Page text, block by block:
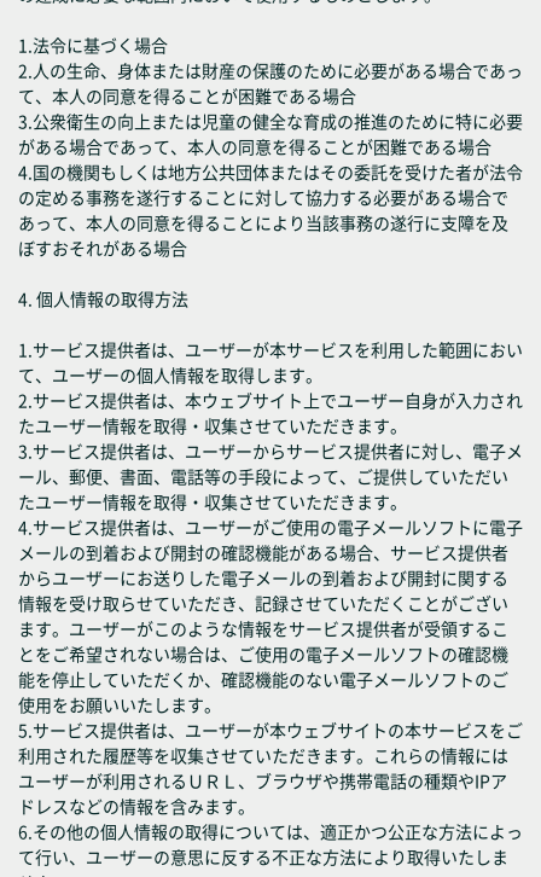
1.法令に基づく場合
2.人の生命、身体または財産の保護のために必要がある場合であっ
て、本人の同意を得ることが困難である場合
3.公衆衛生の向上または児童の健全な育成の推進のために特に必要
がある場合であって、本人の同意を得ることが困難である場合
4.国の機関もしくは地方公共団体またはその委託を受けた者が法令
の定める事務を遂行することに対して協力する必要がある場合で
あって、本人の同意を得ることにより当該事務の遂行に支障を及
ぼすおそれがある場合
4. 個人情報の取得方法
1.サービス提供者は、ユーザーが本サービスを利用した範囲におい
て、ユーザーの個人情報を取得します。
2.サービス提供者は、本ウェブサイト上でユーザー自身が入力され
たユーザー情報を取得・収集させていただきます。
3.サービス提供者は、ユーザーからサービス提供者に対し、電子メ
ール、郵便、書面、電話等の手段によって、ご提供していただい
たユーザー情報を取得・収集させていただきます。
4.サービス提供者は、ユーザーがご使用の電子メールソフトに電子
メールの到着および開封の確認機能がある場合、サービス提供者
からユーザーにお送りした電子メールの到着および開封に関する
情報を受け取らせていただき、記録させていただくことがござい
ます。ユーザーがこのような情報をサービス提供者が受領するこ
とをご希望されない場合は、ご使用の電子メールソフトの確認機
能を停止していただくか、確認機能のない電子メールソフトのご
使用をお願いいたします。
5.サービス提供者は、ユーザーが本ウェブサイトの本サービスをご
利用された履歴等を収集させていただきます。これらの情報には
ユーザーが利用されるＵＲＬ、ブラウザや携帯電話の種類やIPア
ドレスなどの情報を含みます。
6.その他の個人情報の取得については、適正かつ公正な方法によっ
て行い、ユーザーの意思に反する不正な方法により取得いたしま